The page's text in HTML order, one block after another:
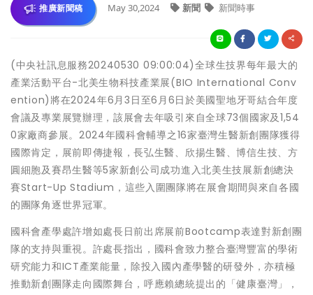
推廣新聞稿 May 30,2024 新聞 新聞時事
(中央社訊息服務20240530 09:00:04)全球生技界每年最大的
產業活動平台-北美生物科技產業展(BIO International Conv
ention)將在2024年6月3日至6月6日於美國聖地牙哥結合年度
會議及專業展覽辦理，該展會去年吸引來自全球73個國家及1,54
0家廠商參展。2024年國科會輔導之16家臺灣生醫新創團隊獲得
國際肯定，展前即傳捷報，長弘生醫、欣揚生醫、博信生技、方
圓細胞及賽昂生醫等5家新創公司成功進入北美生技展新創總決
賽Start-Up Stadium，這些入圍團隊將在展會期間與來自各國
的團隊角逐世界冠軍。
國科會產學處許增如處長日前出席展前Bootcamp表達對新創團
隊的支持與重視。許處長指出，國科會致力整合臺灣豐富的學術
研究能力和ICT產業能量，除投入國內產學醫的研發外，亦積極
推動新創團隊走向國際舞台，呼應賴總統提出的「健康臺灣」，